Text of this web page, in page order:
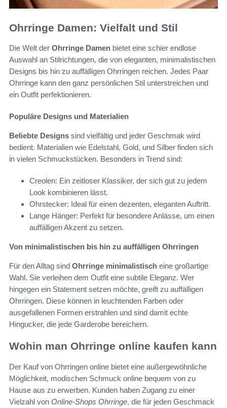
Ohrringe Damen: Vielfalt und Stil
Die Welt der Ohrringe Damen bietet eine schier endlose
Auswahl an Stilrichtungen, die von eleganten, minimalistischen
Designs bis hin zu auffälligen Ohrringen reichen. Jedes Paar
Ohrringe kann den ganz persönlichen Stil unterstreichen und
ein Outfit perfektionieren.
Populäre Designs und Materialien
Beliebte Designs sind vielfältig und jeder Geschmak wird
bedient. Materialien wie Edelstahl, Gold, und Silber finden sich
in vielen Schmuckstücken. Besonders in Trend sind:
Creolen: Ein zeitloser Klassiker, der sich gut zu jedem
Look kombinieren lässt.
Ohrstecker: Ideal für einen dezenten, eleganten Auftritt.
Lange Hänger: Perfekt für besondere Anlässe, um einen
auffälligen Akzent zu setzen.
Von minimalistischen bis hin zu auffälligen Ohrringen
Für den Alltag sind Ohrringe minimalistisch eine großartige
Wahl. Sie verleihen dem Outfit eine subtile Eleganz. Wer
hingegen ein Statement setzen möchte, greift zu auffälligen
Ohrringen. Diese können in leuchtenden Farben oder
ausgefallenen Formen erstrahlen und sind damit echte
Hingucker, die jede Garderobe bereichern.
Wohin man Ohrringe online kaufen kann
Der Kauf von Ohrringen online bietet eine außergewöhnliche
Möglichkeit, modischen Schmuck online bequem von zu
Hause aus zu erwerben. Kunden haben Zugang zu einer
Vielzahl von Online-Shops Ohrringe, die für jeden Geschmack